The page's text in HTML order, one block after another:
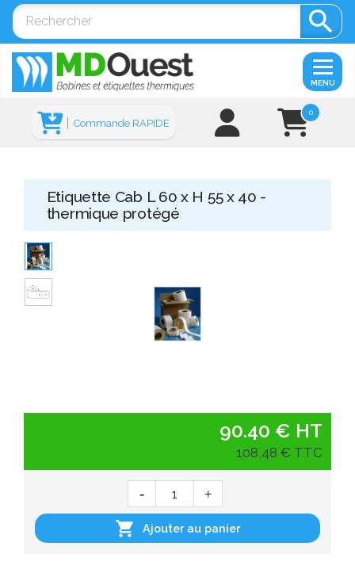

0
Commande RAPIDE
MENU
Etiquette Cab L 60 x H 55 x 40 -
thermique protégé
90.40 € HT
108,48 € TTC
 Ajouter au panier